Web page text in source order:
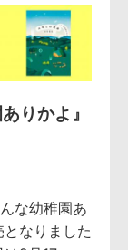
りかよ』
な幼稚園あ
なりました